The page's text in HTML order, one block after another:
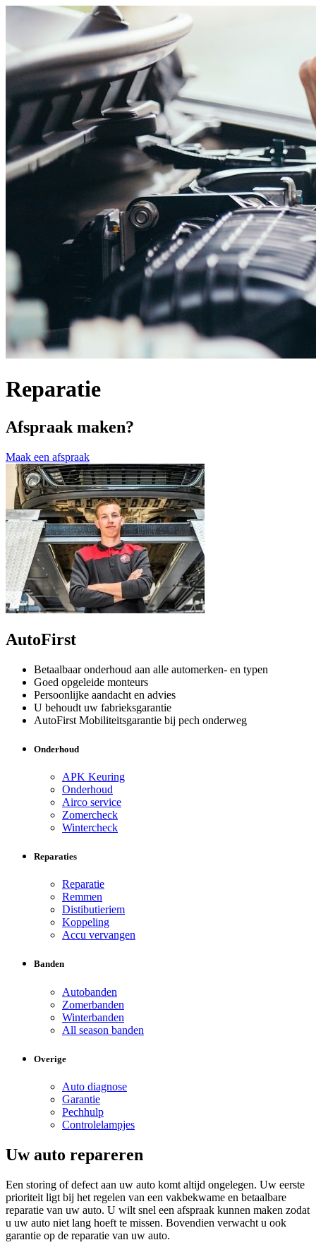
Reparatie
Afspraak maken?
Maak een afspraak
AutoFirst
Betaalbaar onderhoud aan alle automerken- en typen
Goed opgeleide monteurs
Persoonlijke aandacht en advies
U behoudt uw fabrieksgarantie
AutoFirst Mobiliteitsgarantie bij pech onderweg
Onderhoud
APK Keuring
Onderhoud
Airco service
Zomercheck
Wintercheck
Reparaties
Reparatie
Remmen
Distibutieriem
Koppeling
Accu vervangen
Banden
Autobanden
Zomerbanden
Winterbanden
All season banden
Overige
Auto diagnose
Garantie
Pechhulp
Controlelampjes
Uw auto repareren
Een storing of defect aan uw auto komt altijd ongelegen. Uw eerste
prioriteit ligt bij het regelen van een vakbekwame en betaalbare
reparatie van uw auto. U wilt snel een afspraak kunnen maken zodat
u uw auto niet lang hoeft te missen. Bovendien verwacht u ook
garantie op de reparatie van uw auto.